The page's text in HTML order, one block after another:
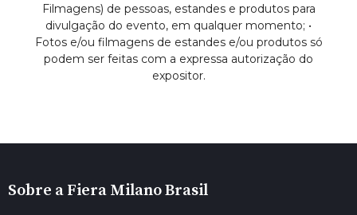
Filmagens) de pessoas, estandes e produtos para
divulgação do evento, em qualquer momento; •
Fotos e/ou filmagens de estandes e/ou produtos só
podem ser feitas com a expressa autorização do
expositor.
Sobre a Fiera Milano Brasil